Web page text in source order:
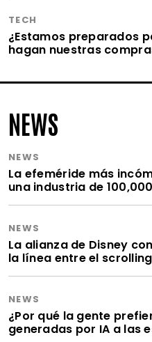
TECH
¿Estamos preparados
hagan nuestras
NEWS
NEWS
La efeméride más
una industria de
NEWS
La alianza de Disney
la línea entre el
NEWS
¿Por qué la gente
generadas por IA a las